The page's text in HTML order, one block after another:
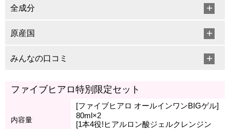
全成分
原産国
みんなの口コミ
ファイブヒアロ特別限定セット
内容量
[ファイブヒアロ オールインワンBIGゲル]
80ml×2
[1本4役!ヒアルロン酸ジェルクレンジン